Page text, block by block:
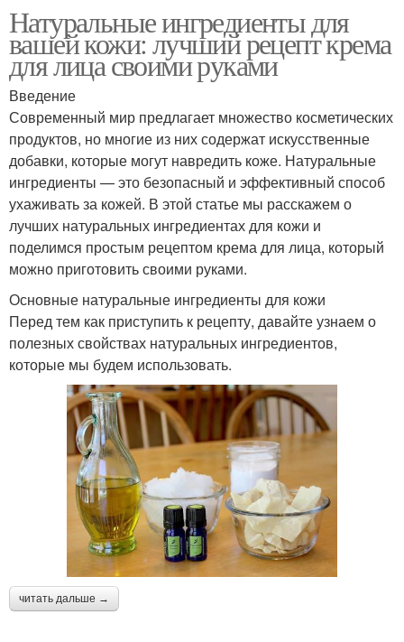
Натуральные ингредиенты для
вашей кожи: лучший рецепт крема
для лица своими руками
Введение
Современный мир предлагает множество косметических
продуктов, но многие из них содержат искусственные
добавки, которые могут навредить коже. Натуральные
ингредиенты — это безопасный и эффективный способ
ухаживать за кожей. В этой статье мы расскажем о
лучших натуральных ингредиентах для кожи и
поделимся простым рецептом крема для лица, который
можно приготовить своими руками.
Основные натуральные ингредиенты для кожи
Перед тем как приступить к рецепту, давайте узнаем о
полезных свойствах натуральных ингредиентов,
которые мы будем использовать.
читать дальше →